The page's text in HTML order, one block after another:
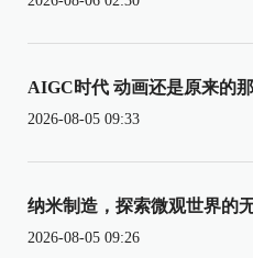
AIGC时代 动画还是原来的
2026-08-05 09:33
纳米制造，探索微观世界的
2026-08-05 09:26